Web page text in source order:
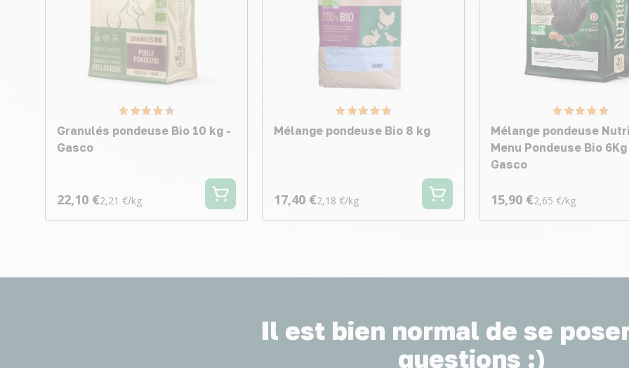
Granulés pondeuse Bio 10 kg -
Gasco
22,10 €2,21 €/kg
Mélange pondeuse Bio 8 kg
17,40 €2,18 €/kg
Mélange pondeuse
Menu Pondeuse Bio 6Kg
Gasco
15,90 €2,65 €/kg
Il est bien normal de se
questions :)